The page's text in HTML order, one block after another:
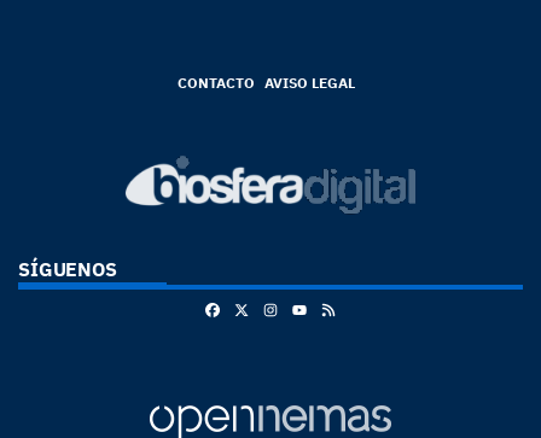
CONTACTO AVISO LEGAL
SÍGUENOS
FacebookInstagram